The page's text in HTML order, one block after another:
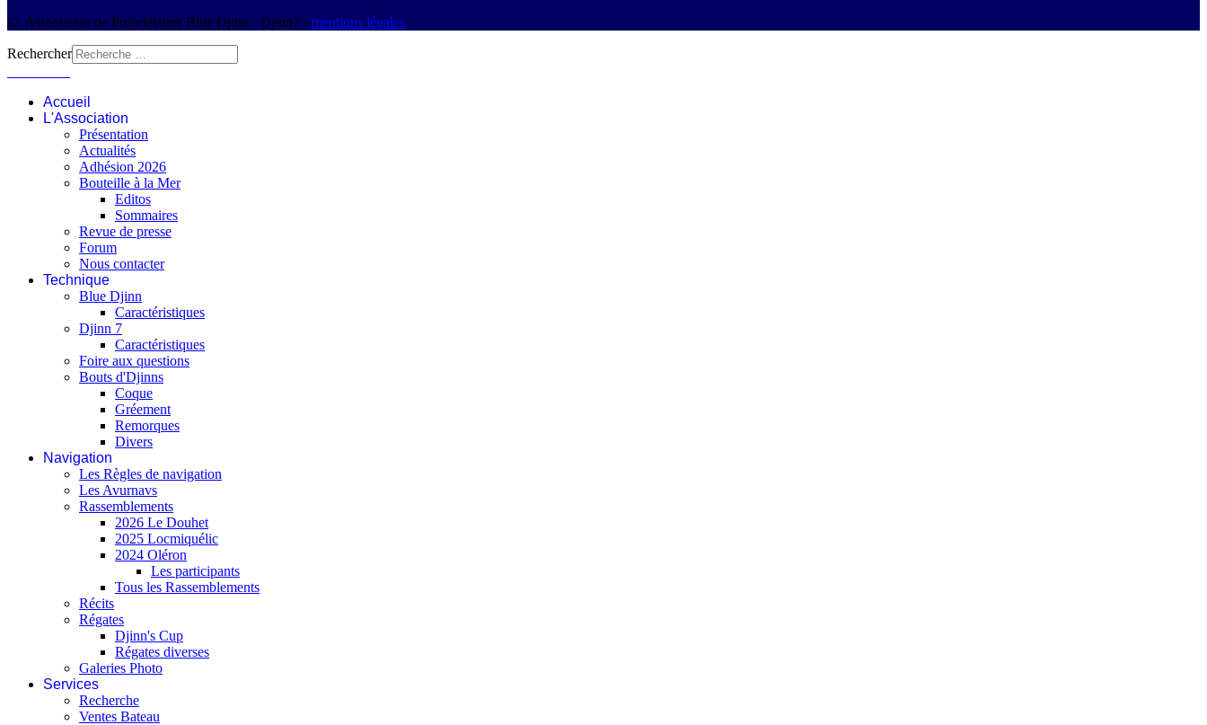
© Association de Propriétaires Blue Djinn - Djinn7 - mentions légales
Rechercher
Accueil
L'Association
Présentation
Actualités
Adhésion 2026
Bouteille à la Mer
Editos
Sommaires
Revue de presse
Forum
Nous contacter
Technique
Blue Djinn
Caractéristiques
Djinn 7
Caractéristiques
Foire aux questions
Bouts d'Djinns
Coque
Gréement
Remorques
Divers
Navigation
Les Règles de navigation
Les Avurnavs
Rassemblements
2026 Le Douhet
2025 Locmiquélic
2024 Oléron
Les participants
Tous les Rassemblements
Récits
Régates
Djinn's Cup
Régates diverses
Galeries Photo
Services
Recherche
Ventes Bateau